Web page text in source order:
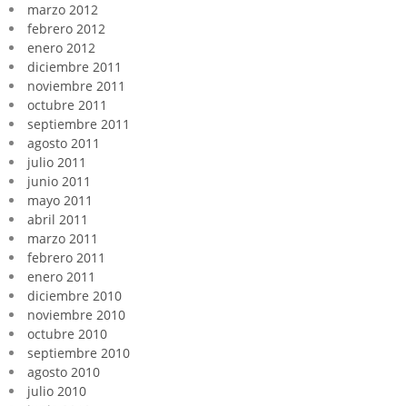
marzo 2012
febrero 2012
enero 2012
diciembre 2011
noviembre 2011
octubre 2011
septiembre 2011
agosto 2011
julio 2011
junio 2011
mayo 2011
abril 2011
marzo 2011
febrero 2011
enero 2011
diciembre 2010
noviembre 2010
octubre 2010
septiembre 2010
agosto 2010
julio 2010